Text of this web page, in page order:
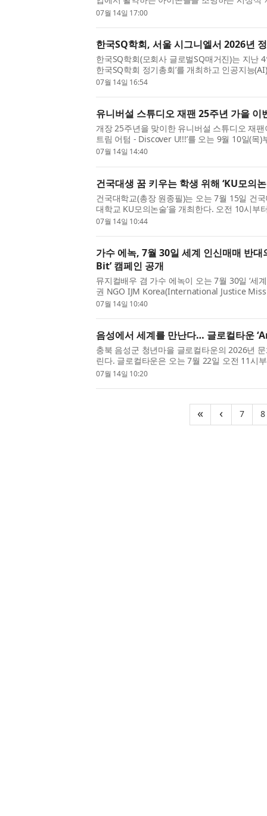
(Virtual Icon Vision Awards, 이하 VIVA)’의 개
07월 14일 17:00
한국SQ학회, 서울 시그니엘서 2026년
한국SQ학회(모회사 글로벌SQ매거진)는 지난
한국SQ학회 정기총회’를 개최하고 인공지능
목받는 SQ(Spiritual Quotient)와 SI(Spiritual
07월 14일 16:54
유니버설 스튜디오 재팬 25주년 가을 이
개장 25주년을 맞이한 유니버설 스튜디오 재
트림 어텀 - Discover U!!!’를 오는 9월 10일(목
개업 25주년인 올해 가을은 2011년 개최 이래
07월 14일 14:40
건국대생 꿈 키우는 학생 위해 ‘KU모의
건국대학교(총장 원종필)는 오는 7월 15일 건
대학교 KU모의논술’을 개최한다. 오전 10시부
퍼스 모의논술은 총 720명 규모로 운영되며,
07월 14일 10:44
가수 에녹, 7월 30일 세계 인신매매 반
Bit’ 캠페인 공개
뮤지컬배우 겸 가수 에녹이 오는 7월 30일 ‘세
권 NGO IJM Korea(International Justice
Little Bit’을 공개한다. 이번 캠페인은 필리핀에
07월 14일 10:40
음성에서 세계를 만난다… 글로컬타운
충북 음성군 청년마을 글로컬타운의 2026년
린다. 글로컬타운은 오는 7월 22일 오전 11시
계 문화 축제 ‘글로컬타운 Amigos’를 개최한다
07월 14일 10:20
« ‹ 7 8